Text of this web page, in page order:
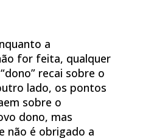
a
for feita, qualquer
recai sobre o
lado, os pontos
sobre o
dono, mas
não é obrigado a